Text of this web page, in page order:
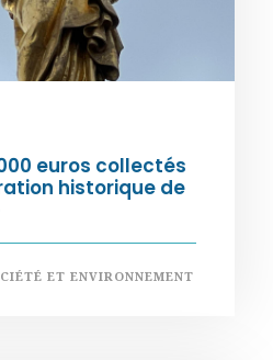
euros collectés
historique de
ET ENVIRONNEMENT